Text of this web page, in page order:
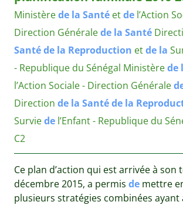
Ministèrede la Santé etde l’Action
Direction Généralede la Santé
Santéde la Reproduction etde la
- Republique du Sénégal Ministèrede
l’Action Sociale - Direction Générale
Direction de la Santéde la
Surviede l’Enfant - Republique du
C2
Ce plan d’action qui est arrivée à son
décembre 2015, a permis de mettre
plusieurs stratégies combinées ayant